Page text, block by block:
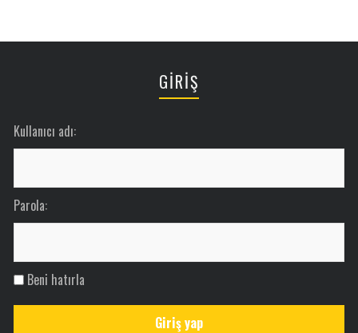
GİRİŞ
Kullanıcı adı:
Parola:
Beni hatırla
Giriş yap